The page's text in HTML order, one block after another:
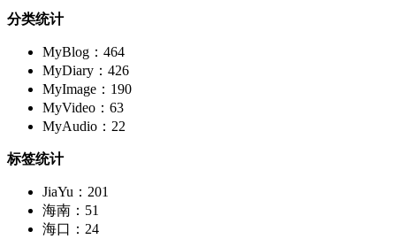
分类统计
MyBlog：464
MyDiary：426
MyImage：190
MyVideo：63
MyAudio：22
标签统计
JiaYu：201
海南：51
海口：24